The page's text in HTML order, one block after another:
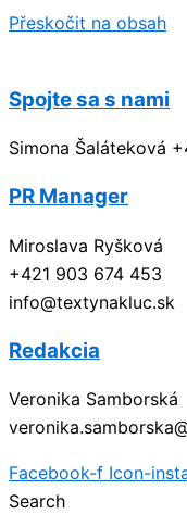
Přeskočit na obsah
Spojte sa s nami
Simona Šaláteková
PR Manager
Miroslava Ryšková
+421 903 674 453
info@textynakluc.sk
Redakcia
Veronika Samborská
Facebook-f Icon-
Search